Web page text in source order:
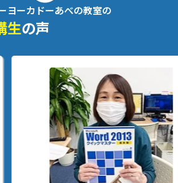
ヨーカドーあべの教室の
生の声